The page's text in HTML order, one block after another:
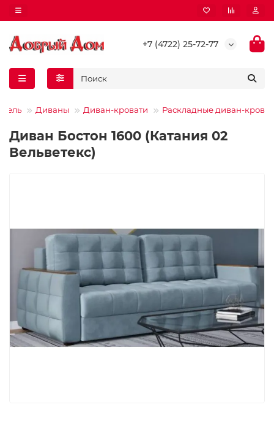
+7 (4722) 25-72-77
Диваны Диван-кровати Раскладные диван-
Диван Бостон 1600 (Катания 02
Вельветекс)